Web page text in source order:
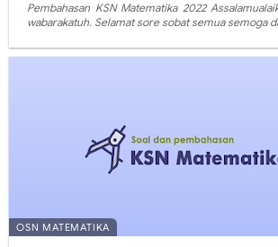
Pembahasan KSN Matematika 2022
wabarakatuh. Selamat sore sobat semua semoga
OSN MATEMATIKA